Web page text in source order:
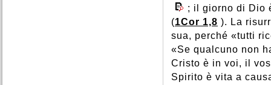
; il giorno di Dio
(1Cor 1,8 ). La
sua, perché «tutti
«Se qualcuno non
Cristo è in voi, il
Spirito è vita a